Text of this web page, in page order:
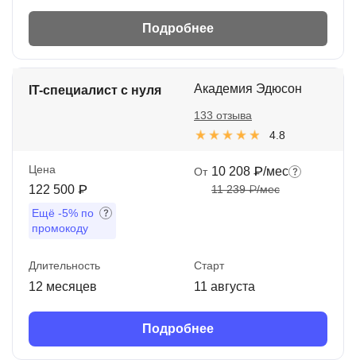
Подробнее
IT-специалист с нуля Академия Эдюсон
4.8
133 отзыва
Цена
122 500 ₽
Ещё -5% по
промокоду
От 10 208 ₽/мес
11 239 ₽/мес
Длительность
12 месяцев
Старт
11 августа
Подробнее